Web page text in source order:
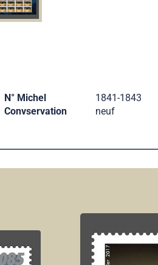
N° Michel
1841-1843
Convservation neuf